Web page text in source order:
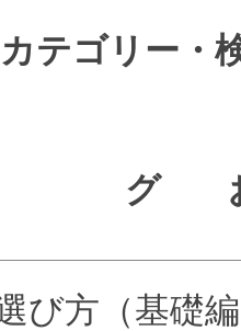
カテゴリー・
グ
び方（基礎